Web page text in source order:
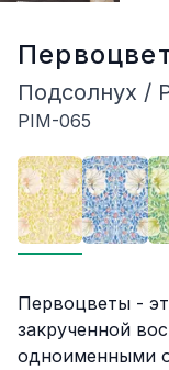
Подсолнух /
PIM-065
Описание
Первоцветы -
закрученной
одноименными